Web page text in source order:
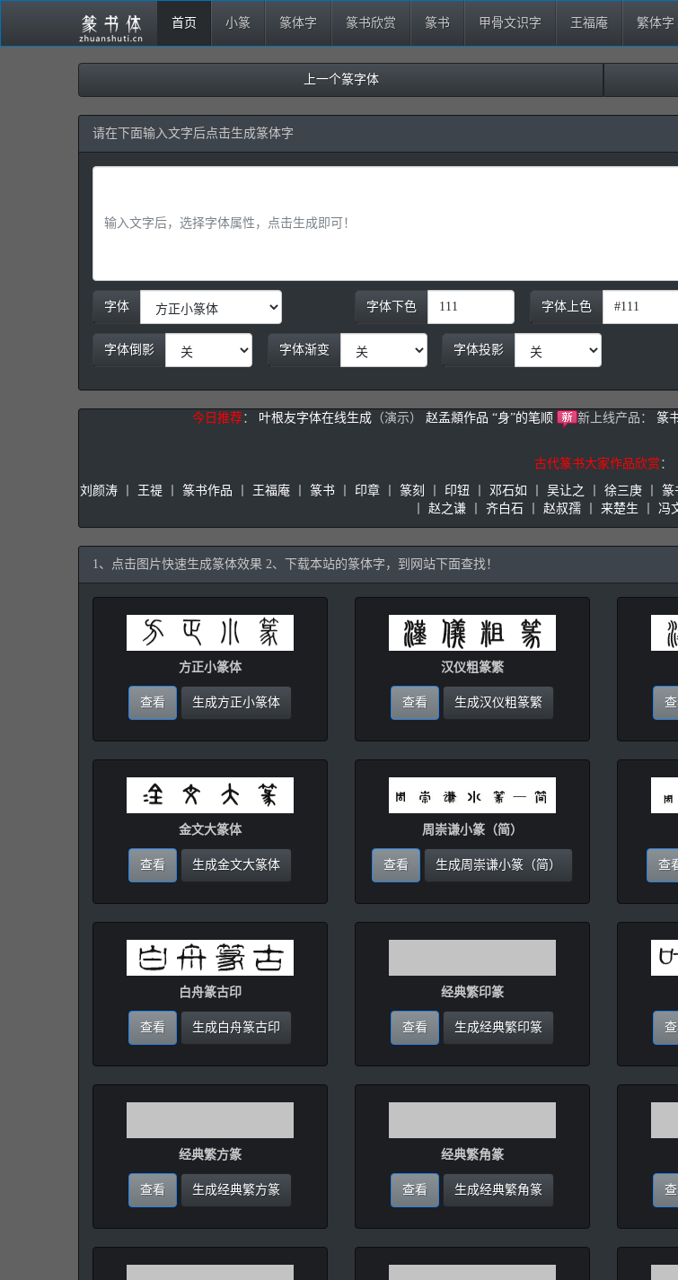
首页 小篆 篆体字 篆书欣赏 篆书 甲骨文识字 王福庵 繁体字
上一个篆字体
请在下面输入文字后点击生成篆体字
字体 字体下色 字体上色
字体倒影 字体渐变 字体投影
今日推荐： 叶根友字体在线生成 （演示） 赵孟頫作品 “身”的笔顺 新上线产品： 篆
古代篆书大家作品欣赏 ：
刘颜涛
王禔 篆书作品 王福庵 篆书 印章 篆刻 印钮 邓石如 吴让之 徐三庚 篆
赵之谦 齐白石 赵叔孺 来楚生 冯
1、点击图片快速生成篆体效果 2、下载本站的篆体字，到网站下面查找！
方正小篆体
查看 生成方正小篆体
汉仪粗篆繁
查看 生成汉仪粗篆繁
金文大篆体
查看 生成金文大篆体
周崇谦小篆（简）
查看 生成周崇谦小篆（简） 查
白舟篆古印
查看 生成白舟篆古印
经典繁印篆
查看 生成经典繁印篆
经典繁方篆
查看 生成经典繁方篆
经典繁角篆
查看 生成经典繁角篆